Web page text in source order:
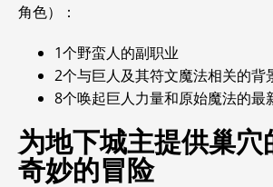
角色）：
1个野蛮人的副职业
2个与巨人及其符文魔法相关的背
8个唤起巨人力量和原始魔法的最
为地下城主提供巢穴
奇妙的冒险